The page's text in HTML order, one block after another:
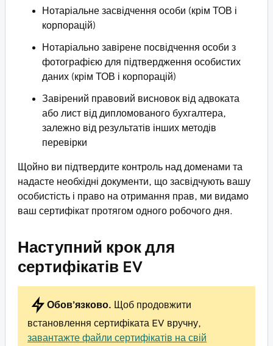
Нотаріальне засвідчення особи (крім ТОВ і
корпорацій)
Нотаріально завірене посвідчення особи з
фотографією для підтвердження особистих
даних (крім ТОВ і корпорацій)
Завірений правовий висновок від адвоката
або лист від дипломованого бухгалтера,
залежно від результатів інших методів
перевірки
Щойно ви підтвердите контроль над доменами та
надасте необхідні документи, що засвідчують вашу
особистість і право на отримання прав, ми видамо
ваш сертифікат протягом одного робочого дня.
Наступний крок для
сертифікатів EV
Обов’язково.
Щоб продовжити
встановлення сертифіката EV вручну,
завантажте файли сертифікатів на свій